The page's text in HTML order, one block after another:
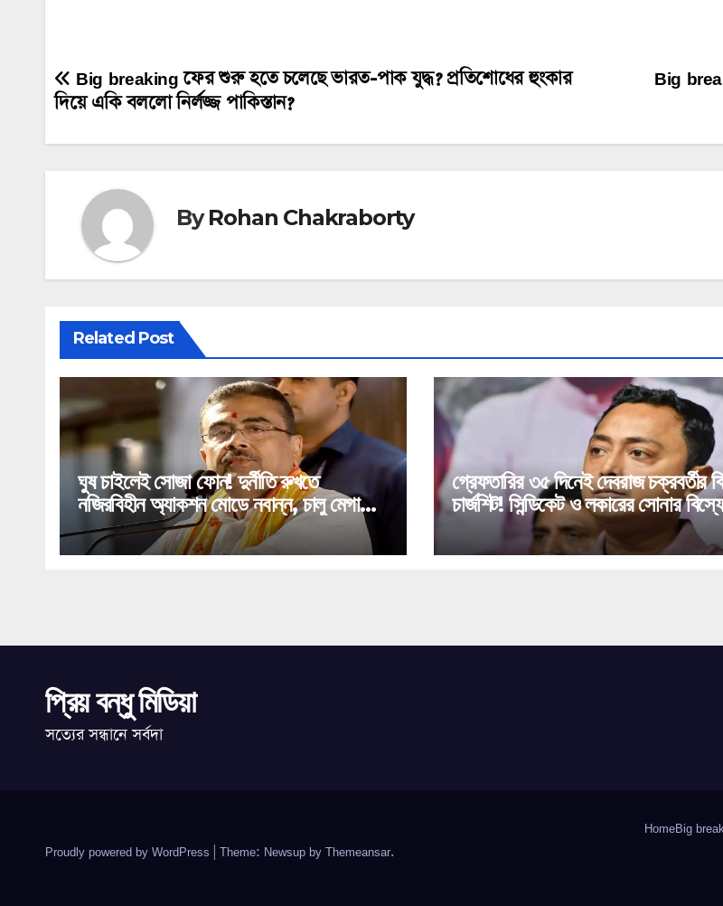
Post
navigation
Big
Big breaking ফের শুরু হতে চলেছে ভারত-পাক যুদ্ধ? প্রতিশোধের হুংকার
দিয়ে একি বললো নির্লজ্জ পাকিস্তান?
ByRohan Chakraborty
Related Post
ঘুষ চাইলেই সোজা ফোন! দুর্নীতি রুখতে
নজিরবিহীন অ্যাকশন মোডে নবান্ন, চালু মেগা
হেল্পলাইন!
গ্রেফতারির ৩৫ দিনেই দেবরাজ চক্রবর্তীর
চার্জশিট! সিন্ডিকেট ও লকারের সোনার
উল্লেখ!
প্রিয় বন্ধু মিডিয়া
সত্যের সন্ধানে সর্বদা
Proudly powered by WordPress Theme: Newsup by Themeansar.
HomeBig